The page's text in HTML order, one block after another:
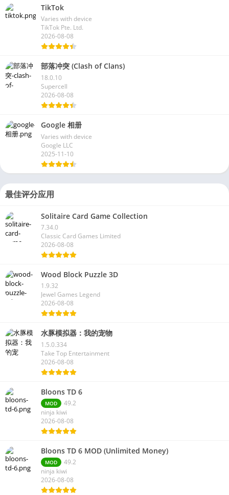
TikTok
Varies with device
TikTok Pte. Ltd.
2026-08-08
部落冲突 (Clash of Clans)
18.0.10
Supercell
2026-08-08
Google 相册
Varies with device
Google LLC
2025-11-10
最佳评分应用
Solitaire Card Game Collection
7.34.0
Classic Card Games Limited
2026-08-08
Wood Block Puzzle 3D
1.9.32
Jewel Games Legend
2026-08-08
水豚模拟器：我的宠物
1.5.0.334
Take Top Entertainment
2026-08-08
Bloons TD 6
MOD
49.2
ninja kiwi
2026-08-08
Bloons TD 6 MOD (Unlimited Money)
MOD
49.2
ninja kiwi
2026-08-08